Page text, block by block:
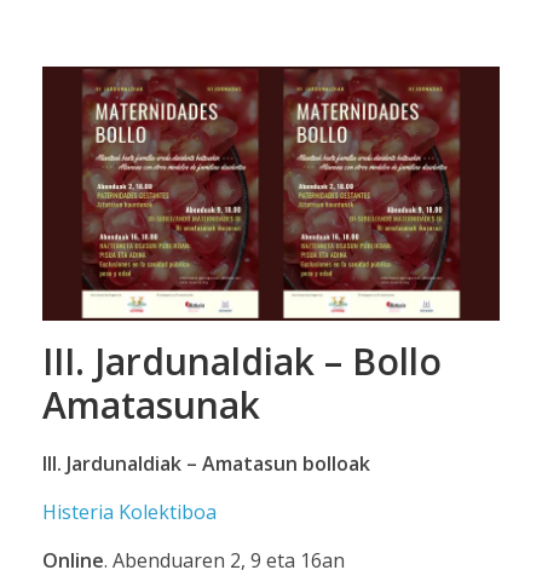
III. Jardunaldiak – Bollo
Amatasunak
III. Jardunaldiak – Amatasun bolloak
Histeria Kolektiboa
Online. Abenduaren 2, 9 eta 16an